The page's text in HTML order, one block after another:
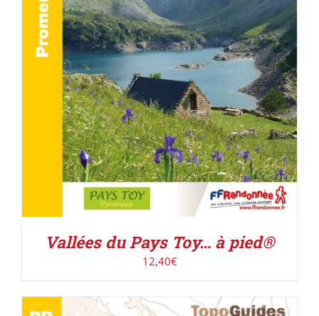
ACHETER LE PRODUIT DÉTAILS
Vallées du Pays Toy… à pied®
12,40€